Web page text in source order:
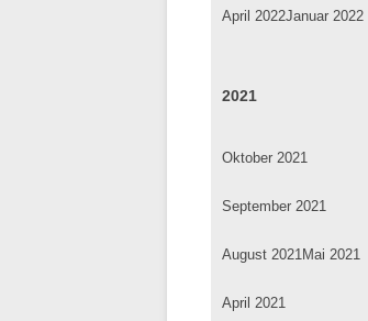
April 2022Januar 2022
2021
Oktober 2021
September 2021
August 2021Mai 2021
April 2021